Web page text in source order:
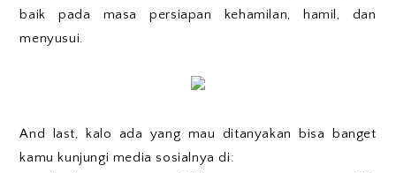
baik pada masa persiapan kehamilan, hamil, dan
menyusui.
And last, kalo ada yang mau ditanyakan bisa banget
kamu kunjungi media sosialnya di: